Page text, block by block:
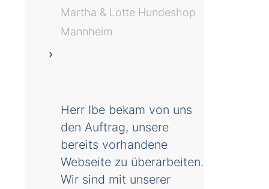
Martha & Lotte Hundeshop
Mannheim
Herr Ibe bekam von uns
den Auftrag, unsere
bereits vorhandene
Webseite zu überarbeiten.
Wir sind mit unserer